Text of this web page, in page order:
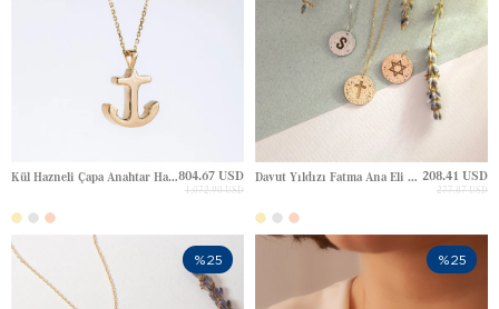
Kül Hazneli Çapa Anahtar Haç Gravürlü Altın Kolye804.67 USD
1,072.90 USD
Davut Yıldızı Fatma Ana Eli Hamsa Yıldız Çapa Haç Harfli Altın Kolye 208.41 USD
277.87 USD
%25 %25